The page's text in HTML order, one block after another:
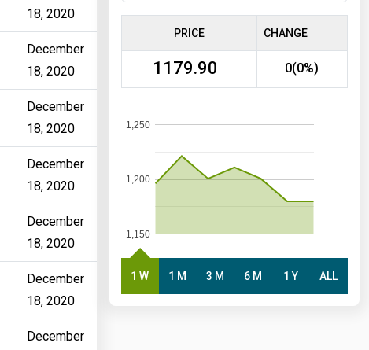
18, 2020
December
18, 2020
December
18, 2020
December
18, 2020
December
18, 2020
December
18, 2020
December
PRICE CHANGE
1179.90 0(0%)
1,150
1,200
1,250
1 W 1 M 3 M 6 M 1 Y ALL